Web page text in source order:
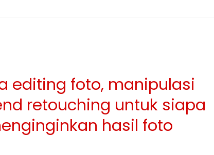
editing foto, manipulasi
retouching untuk siapa
hasil foto